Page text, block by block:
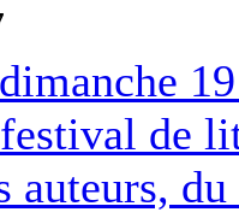
de
auteurs,